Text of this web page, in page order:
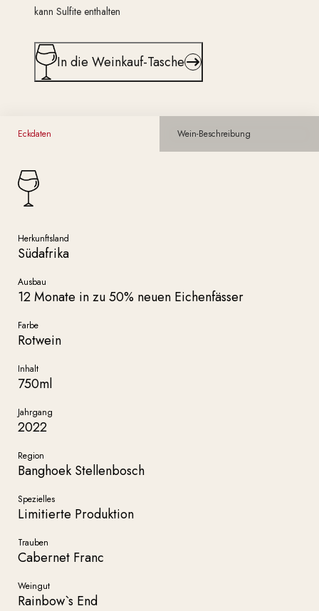
kann Sulfite enthalten
In die Weinkauf-Tasche
Eckdaten Wein-Beschreibung
Herkunftsland
Südafrika
Ausbau
12 Monate in zu 50% neuen Eichenfässer
Farbe
Rotwein
Inhalt
750ml
Jahrgang
2022
Region
Banghoek Stellenbosch
Spezielles
Limitierte Produktion
Trauben
Cabernet Franc
Weingut
Rainbow`s End